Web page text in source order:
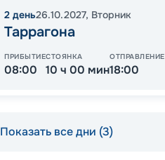
2 день26.10.2027, Вторник
Таррагона
ПРИБЫТИЕ
08:00
СТОЯНКА
10 ч 00 мин
ОТПРАВЛЕНИЕ
18:00
Показать все дни (3)